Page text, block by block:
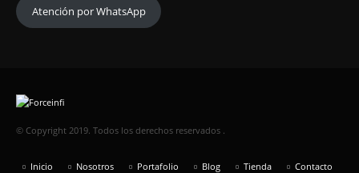
Atención por WhatsApp
© Copyright 2019. Todos los derechos reservados .
Inicio Nosotros Portafolio Blog Tienda Contacto